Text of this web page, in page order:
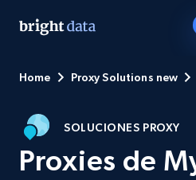
Home Proxy Solutions new
SOLUCIONES PROXY
Proxies de